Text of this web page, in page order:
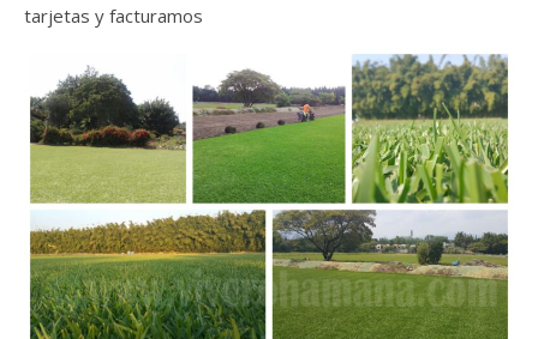
tarjetas y facturamos